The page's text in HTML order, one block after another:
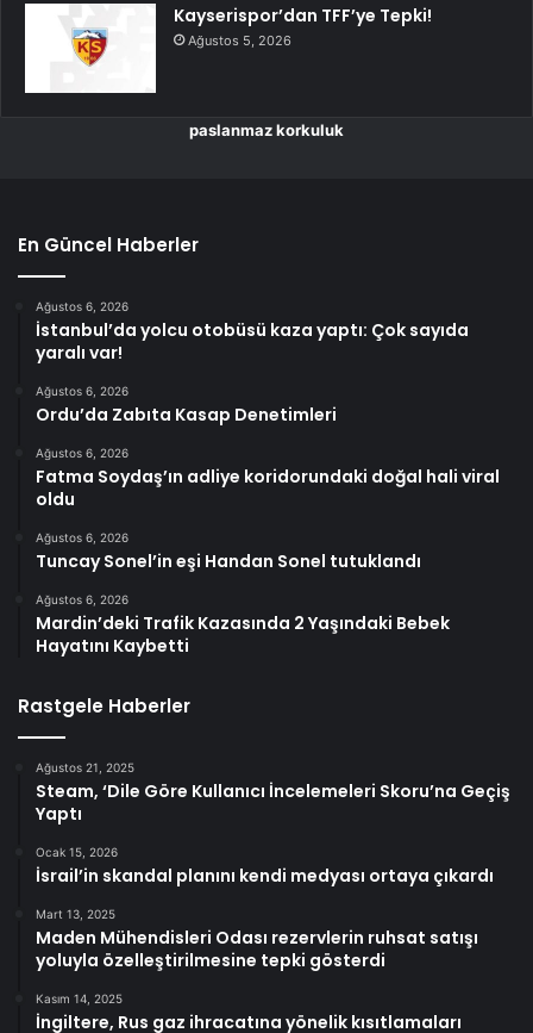
Kayserispor’dan TFF’ye Tepki!
Ağustos 5, 2026
paslanmaz korkuluk
En Güncel Haberler
Ağustos 6, 2026
İstanbul’da yolcu otobüsü kaza yaptı: Çok sayıda
yaralı var!
Ağustos 6, 2026
Ordu’da Zabıta Kasap Denetimleri
Ağustos 6, 2026
Fatma Soydaş’ın adliye koridorundaki doğal hali viral
oldu
Ağustos 6, 2026
Tuncay Sonel’in eşi Handan Sonel tutuklandı
Ağustos 6, 2026
Mardin’deki Trafik Kazasında 2 Yaşındaki Bebek
Hayatını Kaybetti
Rastgele Haberler
Ağustos 21, 2025
Steam, ‘Dile Göre Kullanıcı İncelemeleri Skoru’na Geçiş
Yaptı
Ocak 15, 2026
İsrail’in skandal planını kendi medyası ortaya çıkardı
Mart 13, 2025
Maden Mühendisleri Odası rezervlerin ruhsat satışı
yoluyla özelleştirilmesine tepki gösterdi
Kasım 14, 2025
İngiltere, Rus gaz ihracatına yönelik kısıtlamaları